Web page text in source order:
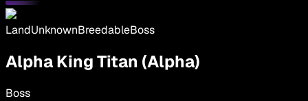
LandUnknownBreedableBoss
Alpha King Titan (Alpha)
Boss